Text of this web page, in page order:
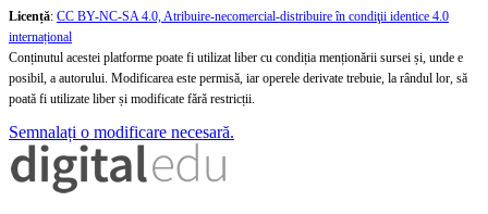
Licență: CC BY-NC-SA 4.0, Atribuire-necomercial-distribuire în condiţii identice 4.0
internațional
Conținutul acestei platforme poate fi utilizat liber cu condiția menționării sursei și, unde e
posibil, a autorului. Modificarea este permisă, iar operele derivate trebuie, la rândul lor, să
poată fi utilizate liber și modificate fără restricții.
Semnalați o modificare necesară.